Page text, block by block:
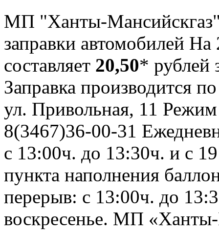
МП "Ханты-
заправки автомобилей
составляет 20,50* рублей
Заправка производится
ул. Привольная, 11
8(3467)36-00-31
с 13:00ч. до 13:30ч. и с
пункта наполнения
перерыв: с 13:00ч. до
воскресенье. МП «Ханты-